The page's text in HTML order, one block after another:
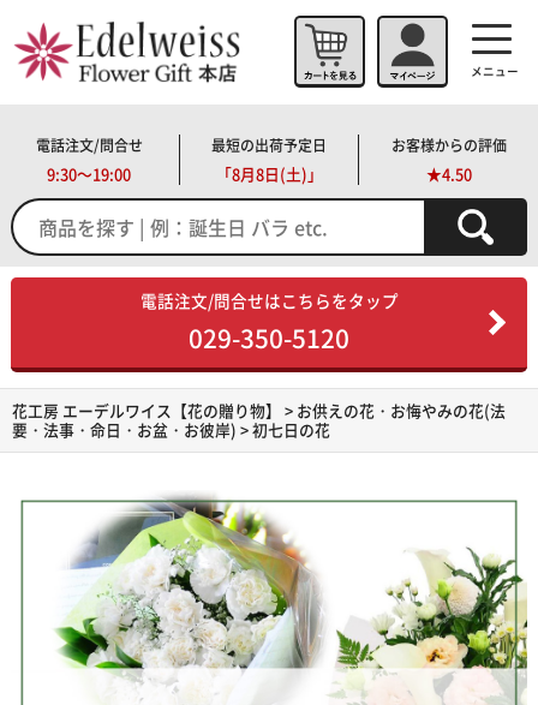
メニュー
電話注文/問合せ
9:30～19:00
最短の出荷予定日
「8月8日(土)」
お客様からの評価
★4.50
電話注文/問合せはこちらをタップ
029-350-5120
花工房 エーデルワイス【花の贈り物】 > お供えの花・お悔やみの花(法
要・法事・命日・お盆・お彼岸) > 初七日の花